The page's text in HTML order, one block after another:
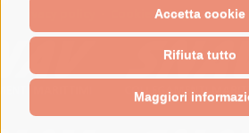
Accetta cookie
Rifiuta tutto
Maggiori
Cookie Policy